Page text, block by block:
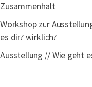
Zusammenhalt
Workshop zur
es dir? wirklich?
Ausstellung // Wie geht